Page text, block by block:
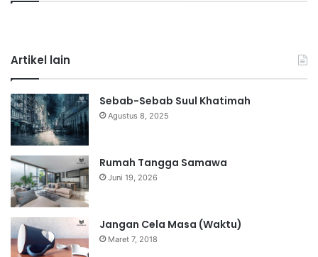
Artikel lain
Sebab-Sebab Suul Khatimah
Agustus 8, 2025
Rumah Tangga Samawa
Juni 19, 2026
Jangan Cela Masa (Waktu)
Maret 7, 2018